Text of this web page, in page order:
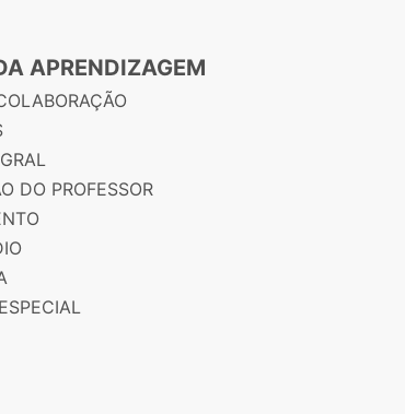
APRENDIZAGEM
DO PROFESSOR